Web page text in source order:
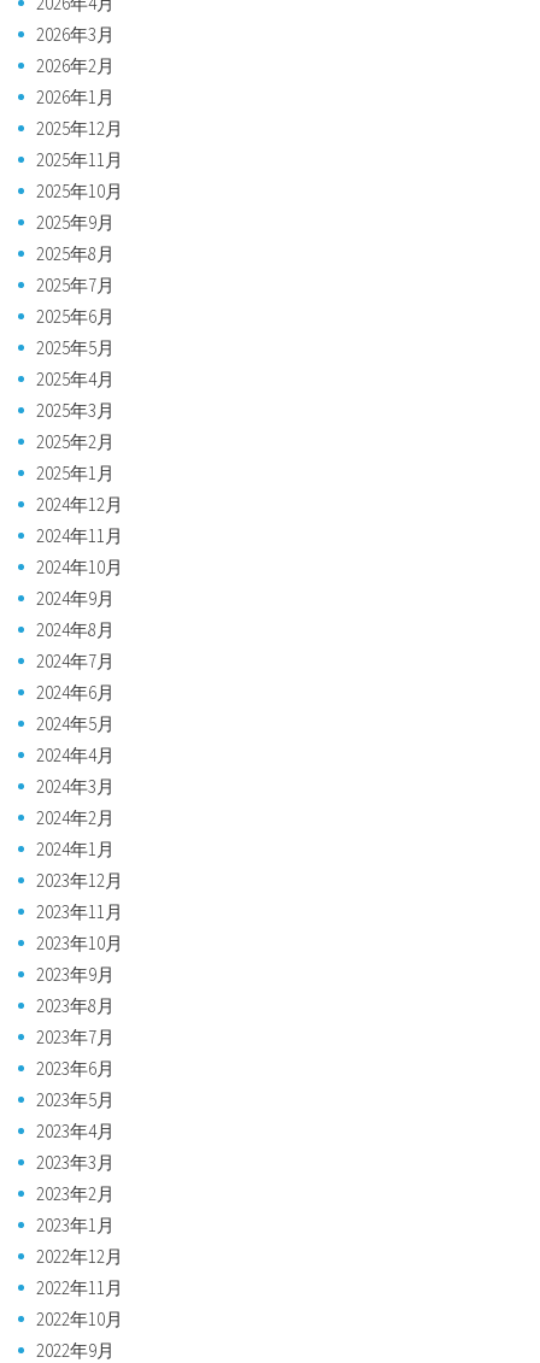
2026年3月
2026年2月
2026年1月
2025年12月
2025年11月
2025年10月
2025年9月
2025年8月
2025年7月
2025年6月
2025年5月
2025年4月
2025年3月
2025年2月
2025年1月
2024年12月
2024年11月
2024年10月
2024年9月
2024年8月
2024年7月
2024年6月
2024年5月
2024年4月
2024年3月
2024年2月
2024年1月
2023年12月
2023年11月
2023年10月
2023年9月
2023年8月
2023年7月
2023年6月
2023年5月
2023年4月
2023年3月
2023年2月
2023年1月
2022年12月
2022年11月
2022年10月
2022年9月